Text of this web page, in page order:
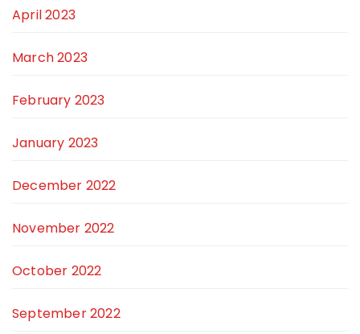
April 2023
March 2023
February 2023
January 2023
December 2022
November 2022
October 2022
September 2022